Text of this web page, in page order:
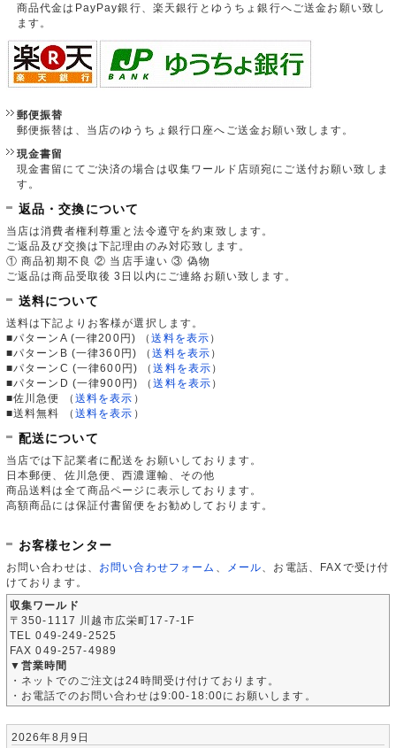
商品代金はPayPay銀行、楽天銀行とゆうちょ銀行へご送金お願い致し
ます。
郵便振替
郵便振替は、当店のゆうちょ銀行口座へご送金お願い致します。
現金書留
現金書留にてご決済の場合は収集ワールド店頭宛にご送付お願い致しま
す。
返品・交換について
当店は消費者権利尊重と法令遵守を約束致します。
ご返品及び交換は下記理由のみ対応致します。
① 商品初期不良 ② 当店手違い ③ 偽物
ご返品は商品受取後 3日以内にご連絡お願い致します。
送料について
送料は下記よりお客様が選択します。
■パターンA (一律200円)
（送料を表示 ）
■パターンB (一律360円)
（送料を表示 ）
■パターンC (一律600円)
（送料を表示 ）
■パターンD (一律900円)
（送料を表示 ）
■佐川急便
（ 送料を表示 ）
■送料無料
（ 送料を表示 ）
配送について
当店では下記業者に配送をお願いしております。
日本郵便、佐川急便、西濃運輸、その他
商品送料は全て商品ページに表示しております。
高額商品には保証付書留便をお勧めしております。
お客様センター
お問い合わせは、 お問い合わせフォーム メール 、お電話、FAXで受け付
けております。
収集ワールド
〒350-1117 川越市広栄町17-7-1F
TEL 049-249-2525
FAX 049-257-4989
▼営業時間
・ネットでのご注文は24時間受け付けております。
・お電話でのお問い合わせは9:00-18:00にお願いします。
2026年8月9日